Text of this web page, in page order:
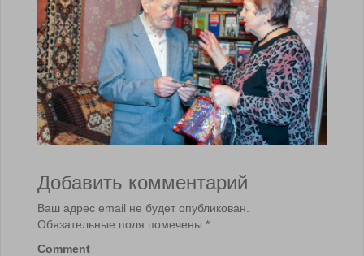
Добавить комментарий
Ваш адрес email не будет опубликован.
Обязательные поля помечены *
Comment